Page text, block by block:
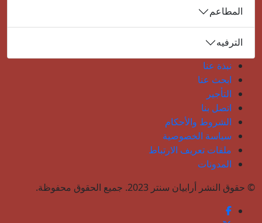
المطاعم
الترفيه
نبذة عنا
ابحث عنا
التأجير
اتصل بنا
الشروط والأحكام
سياسة الخصوصية
ملفات تعريف الارتباط
المدونات
© حقوق النشر أرابيان سنتر 2023. جميع الحقوق محفوظة.